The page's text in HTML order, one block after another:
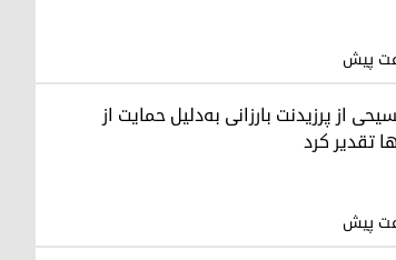
از پرزیدنت بارزانی به‌دلیل حمایت از
تقدیر کرد